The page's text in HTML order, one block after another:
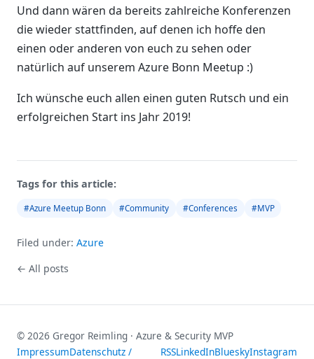
Und dann wären da bereits zahlreiche Konferenzen
die wieder stattfinden, auf denen ich hoffe den
einen oder anderen von euch zu sehen oder
natürlich auf unserem Azure Bonn Meetup :)
Ich wünsche euch allen einen guten Rutsch und ein
erfolgreichen Start ins Jahr 2019!
Tags for this article:
#Azure Meetup Bonn #Community #Conferences #MVP
Filed under: Azure
← All posts
© 2026 Gregor Reimling · Azure & Security MVP
ImpressumDatenschutz / RSSLinkedInBlueskyInstagram